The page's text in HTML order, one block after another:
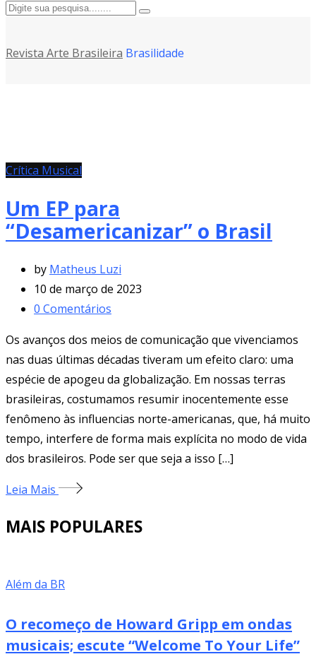
Revista Arte Brasileira Brasilidade
Crítica Musical
Um EP para
“Desamericanizar” o Brasil
by Matheus Luzi
10 de março de 2023
0 Comentários
Os avanços dos meios de comunicação que vivenciamos
nas duas últimas décadas tiveram um efeito claro: uma
espécie de apogeu da globalização. Em nossas terras
brasileiras, costumamos resumir inocentemente esse
fenômeno às influencias norte-americanas, que, há muito
tempo, interfere de forma mais explícita no modo de vida
dos brasileiros. Pode ser que seja a isso […]
Leia Mais
MAIS POPULARES
Além da BR
O recomeço de Howard Gripp em ondas
musicais; escute “Welcome To Your Life”